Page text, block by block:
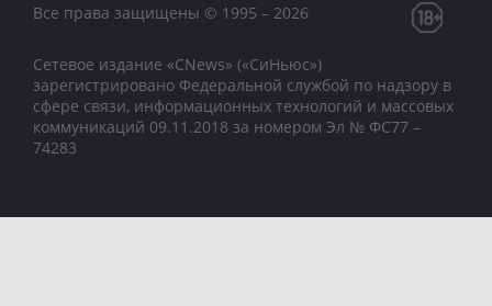
Все права защищены © 1995 – 2026
Сетевое издание «CNews» («СиНьюс»)
зарегистрировано Федеральной службой по надзору в
сфере связи, информационных технологий и массовых
коммуникаций 09.11.2018 за номером Эл № ФС77 –
74283